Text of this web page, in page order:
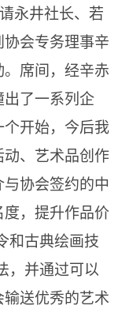
永井社长、若
会专务理事辛
席间，经辛赤
了一系列企
开始，今后我
、艺术品创作
协会签约的中
，提升作品价
和古典绘画技
，并通过可以
送优秀的艺术